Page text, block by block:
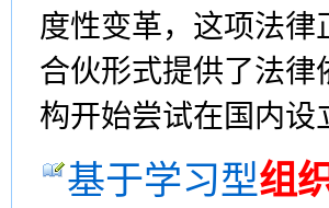
度性变革，这项法
合伙形式提供了法
构开始尝试在国内
基于学习型组